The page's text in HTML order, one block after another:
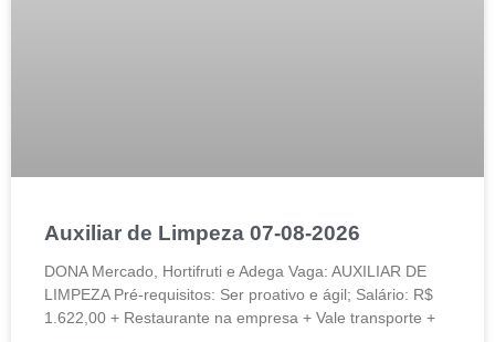
Auxiliar de Limpeza 07-08-2026
DONA Mercado, Hortifruti e Adega Vaga: AUXILIAR DE
LIMPEZA Pré-requisitos: Ser proativo e ágil; Salário: R$
1.622,00 + Restaurante na empresa + Vale transporte +